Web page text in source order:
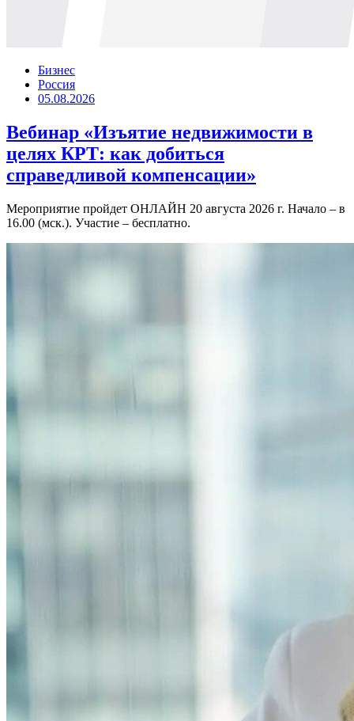
Бизнес
Россия
05.08.2026
Вебинар «Изъятие недвижимости в
целях КРТ: как добиться
справедливой компенсации»
Мероприятие пройдет ОНЛАЙН 20 августа 2026 г. Начало – в
16.00 (мск.). Участие – бесплатно.